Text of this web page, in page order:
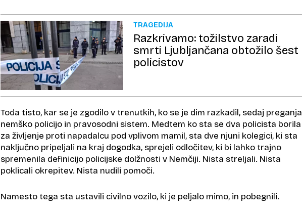
TRAGEDIJA
Razkrivamo: tožilstvo zaradi
smrti Ljubljančana obtožilo šest
policistov
Toda tisto, kar se je zgodilo v trenutkih, ko se je dim razkadil, sedaj preganja
nemško policijo in pravosodni sistem. Medtem ko sta se dva policista borila
za življenje proti napadalcu pod vplivom mamil, sta dve njuni kolegici, ki sta
naključno pripeljali na kraj dogodka, sprejeli odločitev, ki bi lahko trajno
spremenila definicijo policijske dolžnosti v Nemčiji. Nista streljali. Nista
poklicali okrepitev. Nista nudili pomoči.
Namesto tega sta ustavili civilno vozilo, ki je peljalo mimo, in pobegnili.